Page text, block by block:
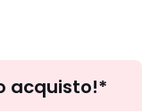
acquisto!*